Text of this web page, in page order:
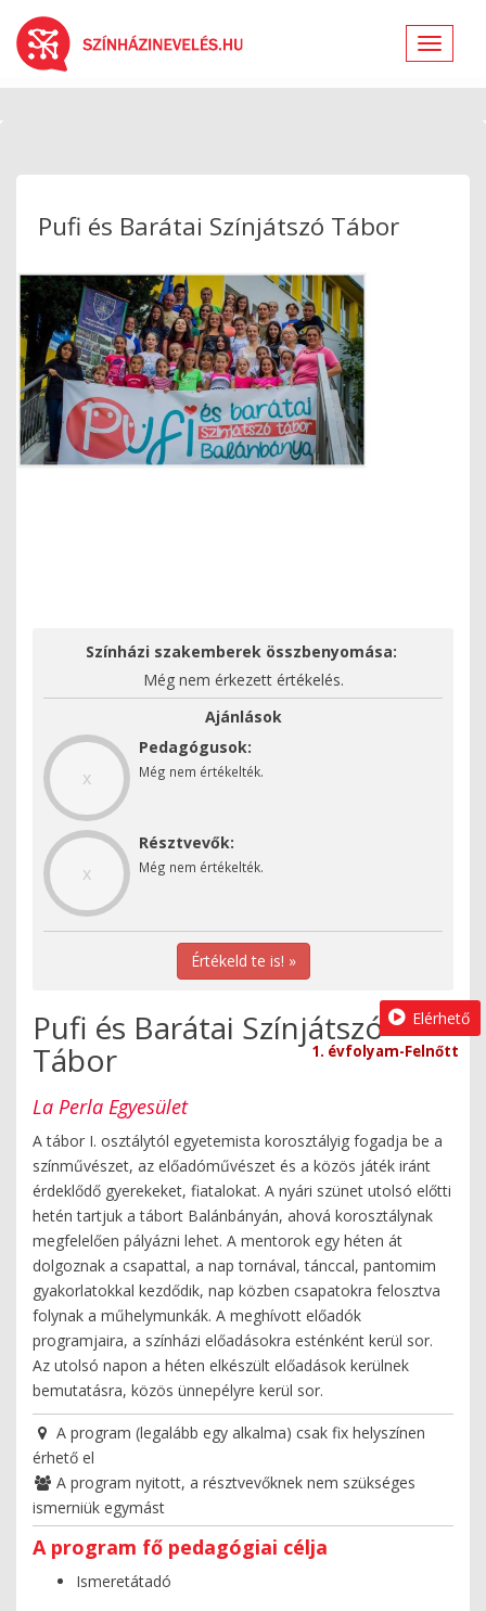
Toggle
Pufi és Barátai Színjátszó Tábor
Színházi szakemberek összbenyomása:
Még nem érkezett értékelés.
Ajánlások
x
Pedagógusok:
Még nem értékelték.
x
Résztvevők:
Még nem értékelték.
Értékeld te is! »
Pufi és Barátai Színjátszó
Tábor
La Perla Egyesület
A tábor I. osztálytól egyetemista korosztályig fogadja be a
színművészet, az előadóművészet és a közös játék iránt
érdeklődő gyerekeket, fiatalokat. A nyári szünet utolsó előtti
hetén tartjuk a tábort Balánbányán, ahová korosztálynak
megfelelően pályázni lehet. A mentorok egy héten át
dolgoznak a csapattal, a nap tornával, tánccal, pantomim
gyakorlatokkal kezdődik, nap közben csapatokra felosztva
folynak a műhelymunkák. A meghívott előadók
programjaira, a színházi előadásokra esténként kerül sor.
Az utolsó napon a héten elkészült előadások kerülnek
bemutatásra, közös ünnepélyre kerül sor.
Elérhető
1. évfolyam-Felnőtt
A program (legalább egy alkalma) csak fix helyszínen
érhető el
A program nyitott, a résztvevőknek nem szükséges
ismerniük egymást
A program fő pedagógiai célja
Ismeretátadó